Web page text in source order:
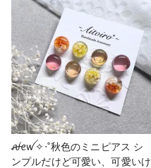
スト2023 #ヘアアクセサリー
ꫛꫀꪝ✧‧˚秋色のミニピアス シ
ンプルだけど可愛い、可愛いけ